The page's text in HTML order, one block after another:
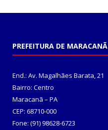
PREFEITURA DE MARACANÃ
End.: Av. Magalhães Barata, 21
Bairro: Centro
Maracanã – PA
CEP: 68710-000
Fone: (91) 98628-6723